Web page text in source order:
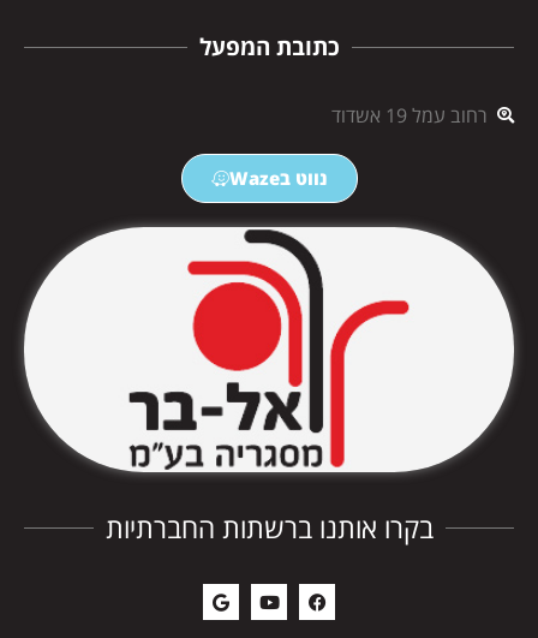
בקרו אותנו ברשתות החברתיות
כתובת המפעל
רחוב עמל 19 אשדוד
נווט בWaze